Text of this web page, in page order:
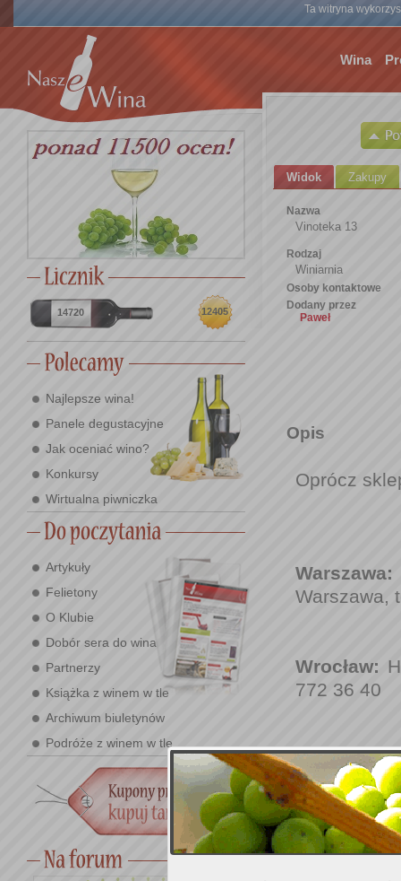
Ta witryna
Wina
14720 12405
Najlepsze wina!
Panele degustacyjne
Jak oceniać wino?
Konkursy
Wirtualna piwniczka
Artykuły
Felietony
O Klubie
Dobór sera do wina
Partnerzy
Książka z winem w tle
Archiwum biuletynów
Podróże z winem w tle
Widok Zakupy
Nazwa
Vinoteka 13
Rodzaj
Winiarnia
Osoby kontaktowe
Dodany przez
Paweł
Opis
Oprócz
Warszawa:
Warszawa,
Wrocław:
772 36 40
Katowice:
Zobacz